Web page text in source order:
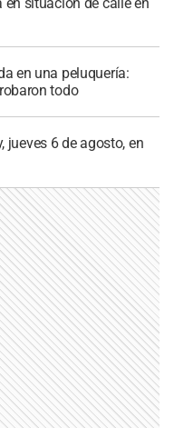
en una peluquería:
todo
jueves 6 de agosto, en